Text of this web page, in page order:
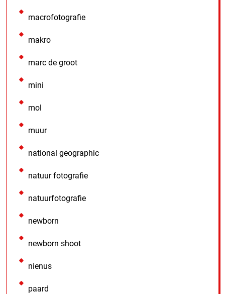
macrofotografie
makro
marc de groot
mini
mol
muur
national geographic
natuur fotografie
natuurfotografie
newborn
newborn shoot
nienus
paard